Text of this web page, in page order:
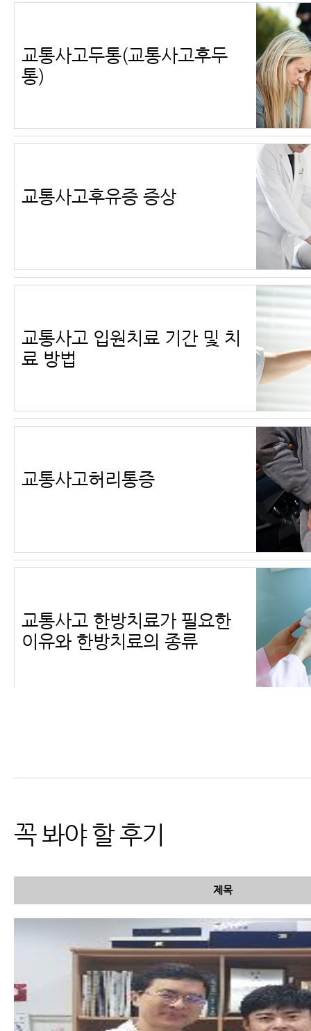
교통사고두통(교통사고후두
통)
교통사고후유증 증상
교통사고 입원치료 기간 및 치
료 방법
교통사고허리통증
교통사고 한방치료가 필요한
이유와 한방치료의 종류
적용 가능
교통사고는 왜 다음날이 훨씬
더 아픈지 과학적인 설명이 가
능합니다.
꼭 봐야 할 후기
제목